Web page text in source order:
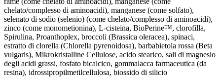
chelato/complesso di aminoacidi), manganese (come solfato),
selenato di sodio (selenio) (come chelato/complesso di aminoacidi),
zinco (come monometionina), L-cisteina, BioPerine™, clorofilla,
Spirulina, Proanthoplex, broccoli (Brassica oleracea), spinaci,
estratto di clorella (Chlorella pyrenoidosa), barbabietola rossa (Beta
vulgaris), Mikrokristalline Cellulose, acido stearico, sali di magnesio
degli acidi grassi, fosfato bicalcico, gommalacca farmaceutica (da
resina), idrossipropilmetilcellulosa, biossido di silicio